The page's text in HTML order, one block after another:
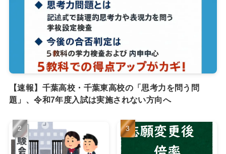
【速報】千葉高校・千葉東高校の「思考力を問う問
題」、令和7年度入試は実施されない方向へ